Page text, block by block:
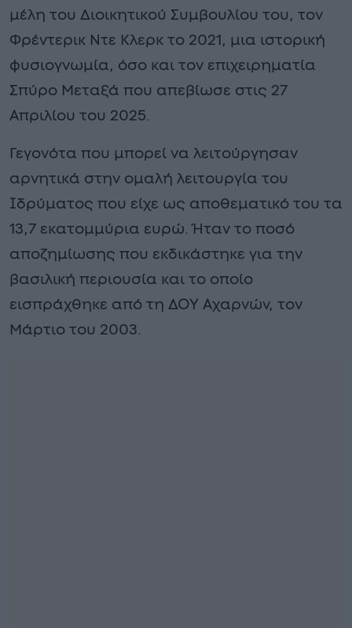
μέλη του Διοικητικού Συμβουλίου του, τον
Φρέντερικ Ντε Κλερκ το 2021, μια ιστορική
φυσιογνωμία, όσο και τον επιχειρηματία
Σπύρο Μεταξά που απεβίωσε στις 27
Απριλίου του 2025.
Γεγονότα που μπορεί να λειτούργησαν
αρνητικά στην ομαλή λειτουργία του
Ιδρύματος που είχε ως αποθεματικό του τα
13,7 εκατομμύρια ευρώ. Ήταν το ποσό
αποζημίωσης που εκδικάστηκε για την
βασιλική περιουσία και το οποίο
εισπράχθηκε από τη ΔΟΥ Αχαρνών, τον
Μάρτιο του 2003.